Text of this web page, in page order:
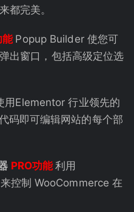
都完美。
能 Popup Builder 使您可
出窗口，包括高级定位选
用Elementor 行业领先的
码即可编辑网站的每个部
PRO功能利用
控制 WooCommerce 在